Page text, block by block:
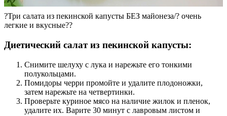
?Три салата из пекинской капусты БЕЗ майонеза/? очень
легкие и вкусные??
Диетический салат из пекинской капусты:
Снимите шелуху с лука и нарежьте его тонкими
полукольцами.
Помидоры черри промойте и удалите плодоножки,
затем нарежьте на четвертинки.
Проверьте куриное мясо на наличие жилок и пленок,
удалите их. Варите 30 минут с лавровым листом и